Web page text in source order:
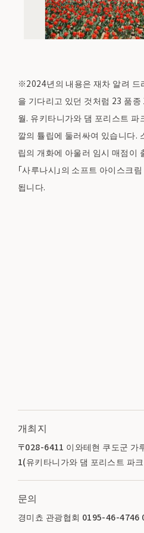
※2024년의 내용은 재차 알려 드
을 기다리고 있던 것처럼 23 품
월. 유키타니가와 댐 포리스트 파
깔의 튤립에 둘러싸여 있습니다.
립의 개화에 아울러 임시 매점이
「사루나시」의 소프트 아이스크
됩니다.
개최지
〒028-6411 이와테현 쿠도군 가
1(유키타니가와 댐 포리스트 파
문의
경미쵸 관광협회 0195-46-